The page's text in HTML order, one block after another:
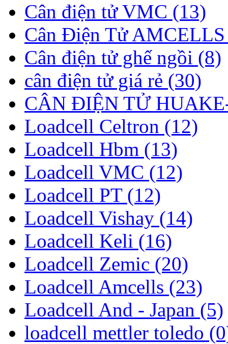
Cân điện tử VMC (13)
Cân Điện Tử
Cân điện tử ghế ngồi (8)
cân điện tử giá rẻ (30)
CÂN ĐIỆN TỬ
Loadcell Celtron (12)
Loadcell Hbm (13)
Loadcell VMC (12)
Loadcell PT (12)
Loadcell Vishay (14)
Loadcell Keli (16)
Loadcell Zemic (20)
Loadcell Amcells (23)
Loadcell And - Japan (5)
loadcell mettler toledo